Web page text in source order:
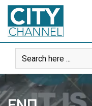
Skip
content